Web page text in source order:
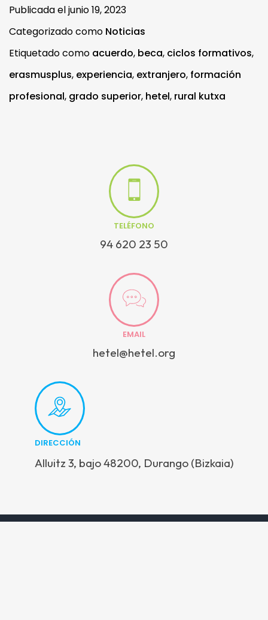
Publicada eljunio 19, 2023
Categorizado como Noticias
Etiquetado como acuerdo, beca, ciclos formativos,
erasmusplus, experiencia, extranjero, formación
profesional, grado superior, hetel, rural kutxa
TELÉFONO
94 620 23 50
EMAIL
hetel@hetel.org
DIRECCIÓN
Alluitz 3, bajo 48200, Durango (Bizkaia)